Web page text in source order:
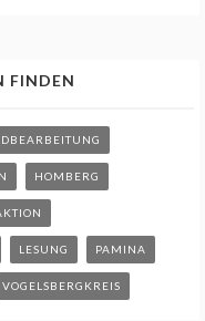
FINDEN
HOMBERG
LESUNG PAMINA
VOGELSBERGKREIS